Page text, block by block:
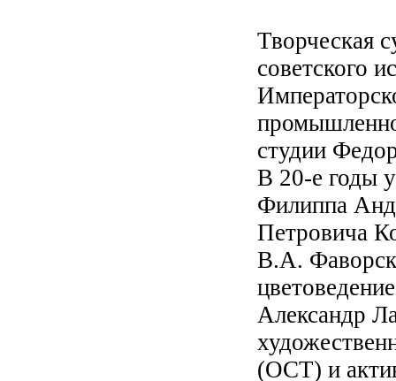
Творческая
советского
студии
В 20-е годы
Филиппа
Петровича
В.А.
Александр
(ОСТ) и